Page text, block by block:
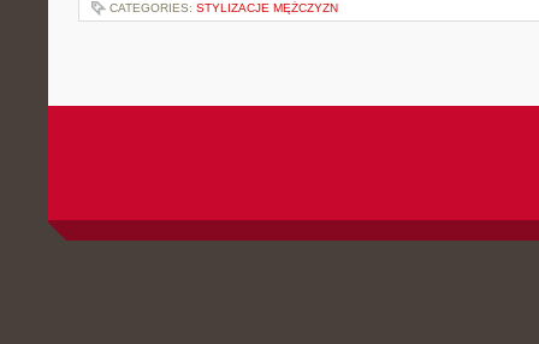
CATEGORIES: STYLIZACJE MĘŻCZYZN